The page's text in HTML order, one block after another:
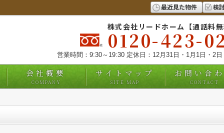
最近見た物件 検
株式会社リードホーム【通話料無
0120-423-
営業時間：9:30～19:30 定休日：12月31日・1月1日・2日
会社概要
COMPANY
サイトマップ
SITE MAP
お問い合
CONTACT